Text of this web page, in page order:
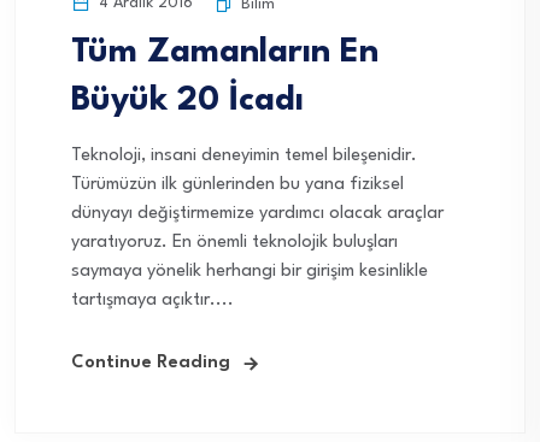
Bilim
Tüm Zamanların En
Büyük 20 İcadı
Teknoloji, insani deneyimin temel bileşenidir.
Türümüzün ilk günlerinden bu yana fiziksel
dünyayı değiştirmemize yardımcı olacak araçlar
yaratıyoruz. En önemli teknolojik buluşları
saymaya yönelik herhangi bir girişim kesinlikle
tartışmaya açıktır....
Continue Reading